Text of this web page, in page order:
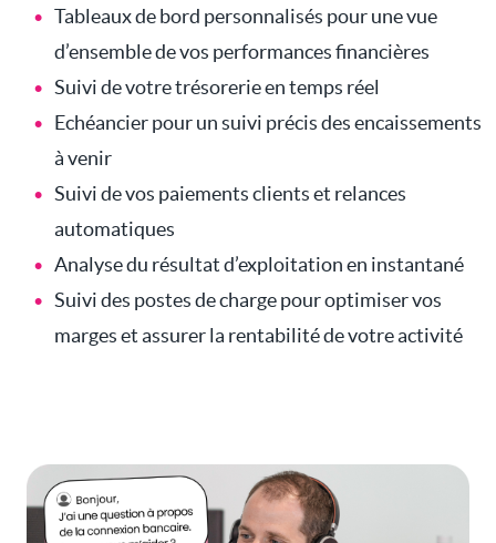
Tableaux de bord personnalisés pour une vue
d’ensemble de vos performances financières
Suivi de votre trésorerie en temps réel
Echéancier pour un suivi précis des encaissements
à venir
Suivi de vos paiements clients et relances
automatiques
Analyse du résultat d’exploitation en instantané
Suivi des postes de charge pour optimiser vos
marges et assurer la rentabilité de votre activité